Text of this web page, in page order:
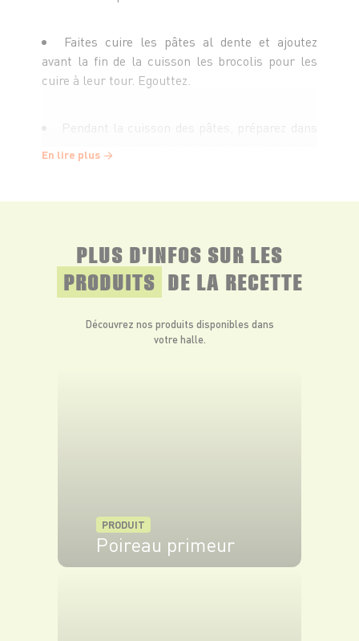
Faites cuire les pâtes al dente et ajoutez
avant la fin de la cuisson les brocolis pour les
cuire à leur tour. Egouttez.
Pendant la cuisson des pâtes, préparez dans
fouet et en ajoutant progressivement le
des pâtes, intégrez la pancetta et les poireaux, la
sauce préparée et les pâtes puis remuez.
Servez dès que le mélange d’œufs s’épaissit
et ajoutez un peu de persil.
En lire plus
PLUS D'INFOS SUR LES
PRODUITS DE LA RECETTE
Découvrez nos produits disponibles dans
votre halle.
PRODUIT
Poireau primeur